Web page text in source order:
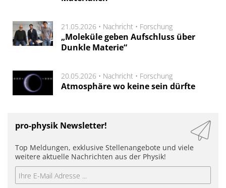
21.05.2026 • Nachricht • Forschung
„Moleküle geben Aufschluss über
Dunkle Materie“
20.05.2026 • Nachricht • Forschung
Atmosphäre wo keine sein dürfte
pro-physik Newsletter!
Top Meldungen, exklusive Stellenangebote und viele
weitere aktuelle Nachrichten aus der Physik!